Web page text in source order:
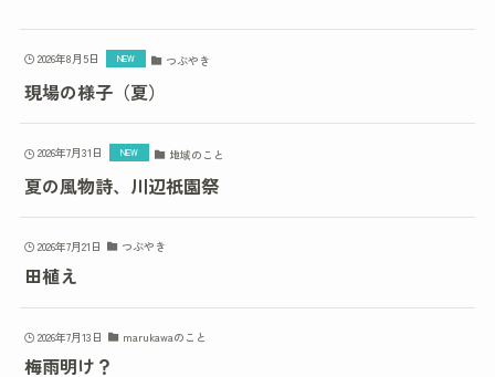
2026年8月5日 つぶやき
現場の様子（夏）
2026年7月31日 地域のこと
夏の風物詩、川辺祇園祭
2026年7月21日 つぶやき
田植え
2026年7月13日 marukawaのこと
梅雨明け？